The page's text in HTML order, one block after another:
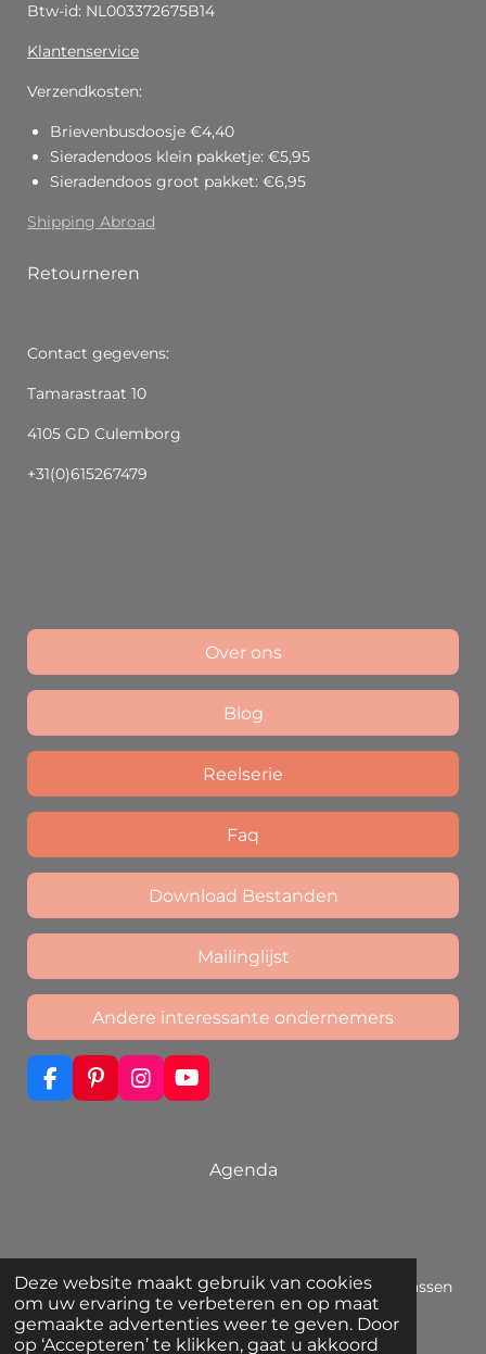
Deze website maakt gebruik van cookies
om uw ervaring te verbeteren en op maat
gemaakte advertenties weer te geven. Door
op ‘Accepteren’ te klikken, gaat u akkoord
Btw-id: NL003372675B14
Klantenservice
Verzendkosten:
Brievenbusdoosje €4,40
Sieradendoos klein pakketje: €5,95
Sieradendoos groot pakket: €6,95
Shipping Abroad
Retourneren
Contact gegevens:
Tamarastraat 10
4105 GD Culemborg
+31(0)615267479
Over ons
Blog
Reelserie
Faq
Download Bestanden
Mailinglijst
Andere interessante ondernemers
F
a
P
i
I
n
Y
o
Agenda
© 2019 - 2026 Ómorfo Dóro | Unieke sieraden die passen
bij jouw eigen stijl
Powered byJouwWeb